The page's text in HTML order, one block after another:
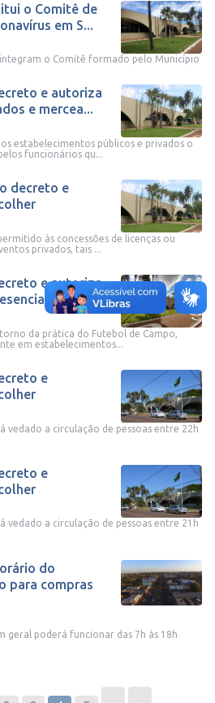
o Comitê de
em S...
integram o Comitê formado pelo Município
e autoriza
e mercea...
estabelecimentos públicos e privados o
funcionários qu...
decreto e
às concessões de licenças ou
privados, tais ...
e autoriza
...
da prática do Futebol de Campo,
em estabelecimentos...
e
vedado a circulação de pessoas entre 22h
e
vedado a circulação de pessoas entre 21h
do
para compras
geral poderá funcionar das 7h às 18h